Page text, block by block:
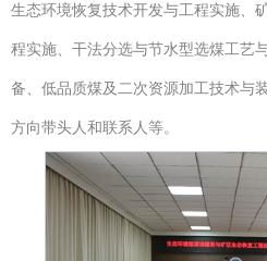
生态环境恢复技术开发与工程实施、
程实施、干法分选与节水型选煤工艺
备、低品质煤及二次资源加工技术与
方向带头人和联系人等。